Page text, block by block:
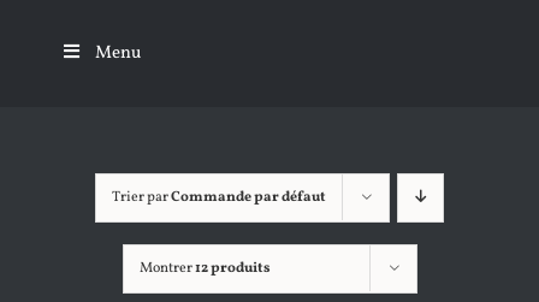
Menu
Trier parCommande par défaut
Montrer12 produits